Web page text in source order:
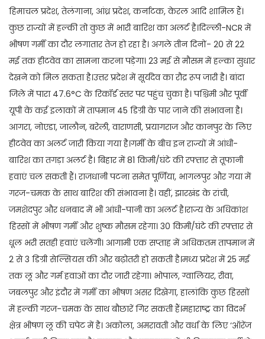
हिमाचल प्रदेश, तेलंगाना, आंध्र प्रदेश, कर्नाटक, केरल आदि शामिल हैं।
कुछ राज्यों में हल्की तो कुछ में भारी बारिश का अलर्ट है।दिल्ली-NCR में
भीषण गर्मी का दौर लगातार तेज हो रहा है। अगले तीन दिनों- 20 से 22
मई तक हीटवेव का सामना करना पड़ेगा। 23 मई से मौसम में हल्का सुधार
देखने को मिल सकता है।उत्तर प्रदेश में सूर्यदेव का रौद्र रूप जारी है। बांदा
जिले में पारा 47.6°C के रिकॉर्ड स्तर पर पहुंच चुका है। पश्चिमी और पूर्वी
यूपी के कई इलाकों में तापमान 45 डिग्री के पार जाने की संभावना है।
आगरा, नोएडा, जालौन, बरेली, वाराणसी, प्रयागराज और कानपुर के लिए
हीटवेव का अलर्ट जारी किया गया है।गर्मी के बीच इन राज्यों में आंधी-
बारिश का तगड़ा अलर्ट है। बिहार में 81 किमी/घंटे की रफ्तार से तूफानी
हवाएं चल सकती हैं। राजधानी पटना समेत पूर्णिया, भागलपुर और गया में
गरज-चमक के साथ बारिश की संभावना है। वहीं, झारखंड के रांची,
जमशेदपुर और धनबाद में भी आंधी-पानी का अलर्ट है।राज्य के अधिकांश
हिस्सों में भीषण गर्मी और शुष्क मौसम रहेगा। 30 किमी/घंटे की रफ्तार से
धूल भरी सतही हवाएं चलेंगी। आगामी एक सप्ताह में अधिकतम तापमान में
2 से 3 डिग्री सेल्सियस की और बढ़ोतरी हो सकती है।मध्य प्रदेश में 25 मई
तक लू और गर्म हवाओं का दौर जारी रहेगा। भोपाल, ग्वालियर, रीवा,
जबलपुर और इंदौर में गर्मी का भीषण असर दिखेगा, हालांकि कुछ हिस्सों
में हल्की गरज-चमक के साथ बौछारें गिर सकती हैं।महाराष्ट्र का विदर्भ
क्षेत्र भीषण लू की चपेट में है। अकोला, अमरावती और वर्धा के लिए ‘ऑरेंज